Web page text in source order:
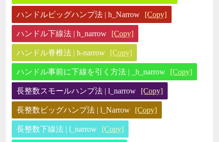
ハンドルビッグハンプ法 | h_Narrow [Copy]
ハンドル下線法 | h_narrow [Copy]
ハンドル脊椎法 | h-narrow [Copy]
ハンドル事前に下線を引く方法 | _h_narrow [Copy]
長整数スモールハンプ法 | l_narrow [Copy]
長整数ビッグハンプ法 | l_Narrow [Copy]
長整数下線法 | l_narrow [Copy]